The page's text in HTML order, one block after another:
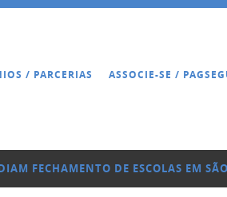
/ PARCERIAS ASSOCIE-SE /
FECHAMENTO DE ESCOLAS EM